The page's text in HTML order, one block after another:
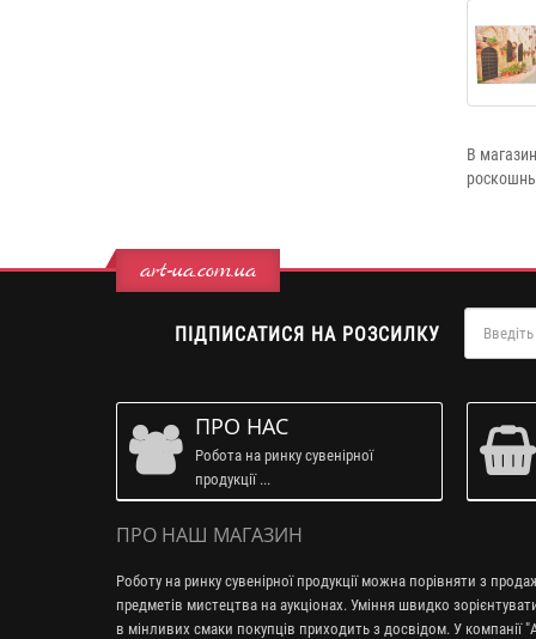
В
art-ua.com.ua
ПІДПИСАТИСЯ НА РОЗСИЛКУ
ПРО НАС
Робота на ринку сувенірної
продукції ...
ПРО НАШ МАГАЗИН
Роботу на ринку сувенірної продукції можна порівняти з
предметів мистецтва на аукціонах. Уміння швидко
в мінливих смаки покупців приходить з досвідом. У компанії